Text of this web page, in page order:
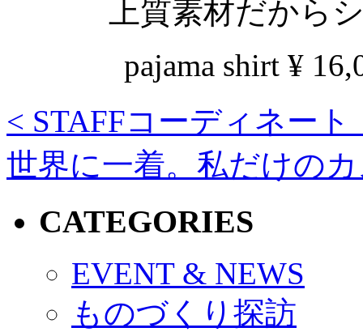
上質素材だから
pajama shirt ¥
< STAFFコーディネー
世界に一着。私だけの
CATEGORIES
EVENT & NEWS
ものづくり探訪